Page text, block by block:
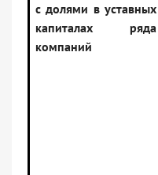
с долями в уставных
капиталах ряда
компаний